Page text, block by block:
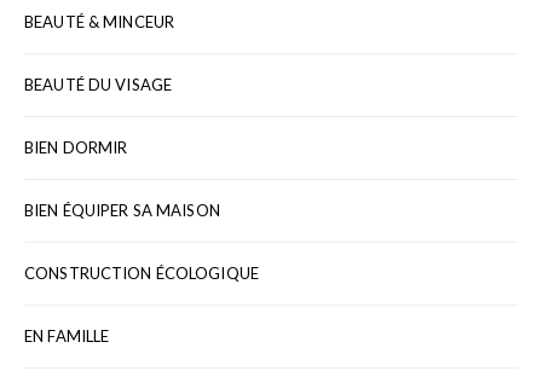
BEAUTÉ & MINCEUR
BEAUTÉ DU VISAGE
BIEN DORMIR
BIEN ÉQUIPER SA MAISON
CONSTRUCTION ÉCOLOGIQUE
EN FAMILLE